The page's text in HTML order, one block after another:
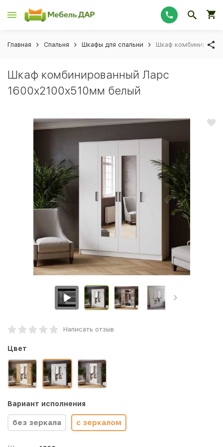
Главная Спальня Шкафы для спальни Шкаф
Шкаф комбинированный Ларс
1600х2100х510мм белый
Написать отзыв
Цвет
Вариант исполнения
без зеркала с зеркалом